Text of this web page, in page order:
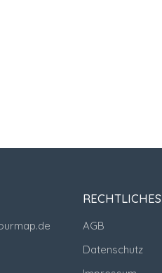
RECHTLICHES
AGB
Datenschutz